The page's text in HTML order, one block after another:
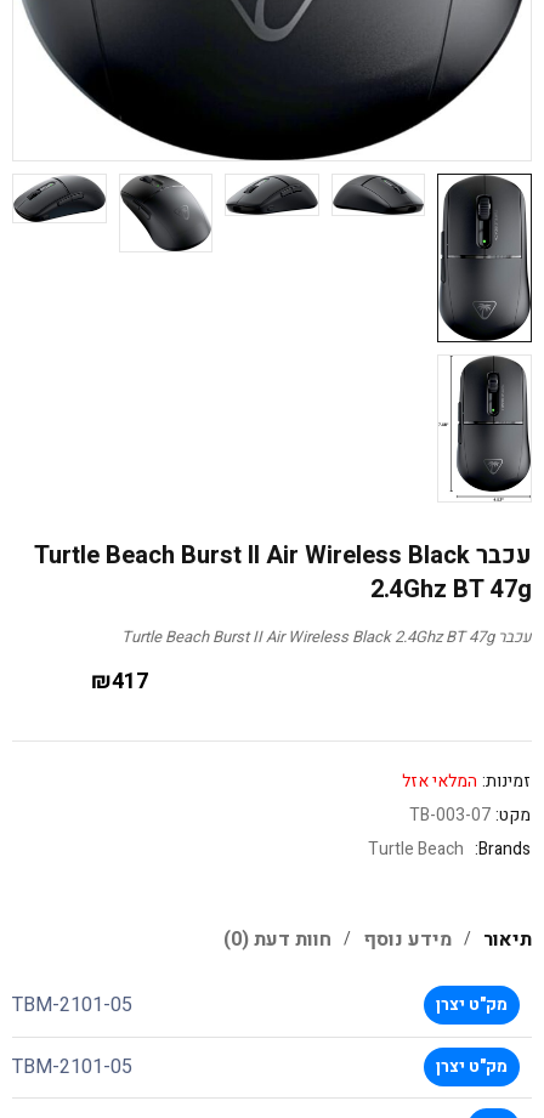
עכבר Turtle Beach Burst II Air Wireless Black
2.4Ghz BT 47g
עכבר Turtle Beach Burst II Air Wireless Black 2.4Ghz BT 47g
₪417
זמינות: המלאי אזל
מקט:TB-003-07
Brands:
Turtle Beach
תיאור מידע נוסף חוות דעת (0)
מק"ט יצרן TBM-2101-05
מק"ט יצרן TBM-2101-05